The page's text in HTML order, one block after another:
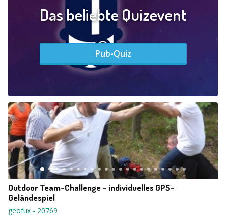
Das beliebte Quizevent
Pub-Quiz
Outdoor Team-Challenge – individuelles GPS-
Geländespiel
geofux - 20769